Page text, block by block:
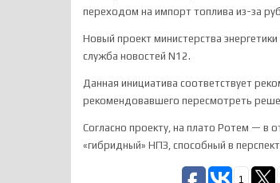
переходом на импорт топлива из-за
Новый проект министерства
служба новостей N12.
Данная инициатива соответствует
рекомендовавшего пересмотреть
Согласно проекту, на плато Ротем — в
«гибридный» НПЗ, способный в
1